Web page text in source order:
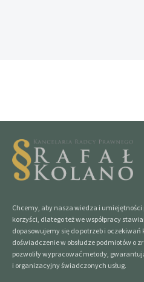
Chcemy, aby nasza wiedza i
korzyści, dlatego też we współpracy
dopasowujemy się do potrzeb i
doświadczenie w obsłudze podmiotów o
pozwoliły wypracować metody,
i organizacyjny świadczonych usług.